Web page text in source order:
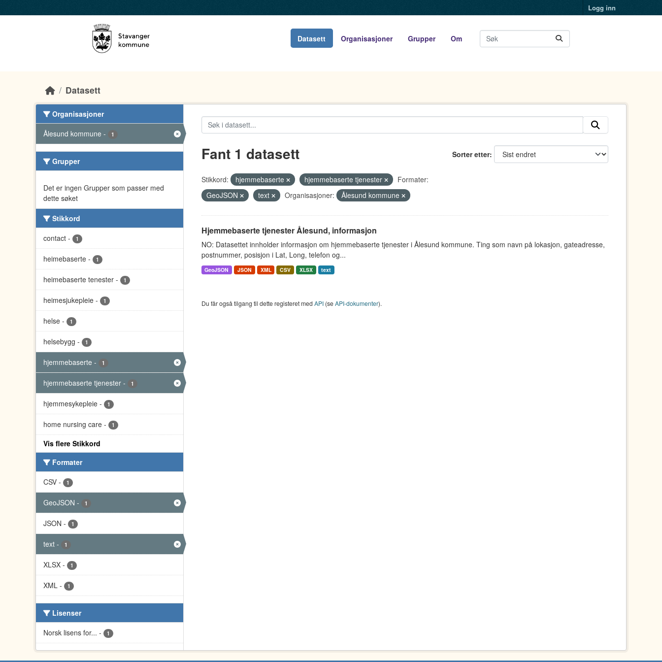
Logg inn
Datasett Organisasjoner Grupper Om
Datasett
Organisasjoner
Ålesund kommune - 1
Grupper
Det er ingen Grupper som passer med
dette søket
Stikkord
contact - 1
heimebaserte - 1
heimebaserte tenester - 1
heimesjukepleie - 1
helse - 1
helsebygg - 1
hjemmebaserte - 1
hjemmebaserte tjenester - 1
hjemmesykepleie - 1
home nursing care - 1
Vis flere Stikkord
Formater
CSV - 1
GeoJSON - 1
JSON - 1
text - 1
XLSX - 1
XML - 1
Lisenser
Norsk lisens for... - 1
Sorter etter
Fant 1 datasett
Stikkord: hjemmebaserte hjemmebaserte tjenester
Formater:
GeoJSON
text Organisasjoner: Ålesund kommune
Hjemmebaserte tjenester Ålesund, informasjon
NO: Datasettet innholder informasjon om hjemmebaserte tjenester i Ålesund kommune. Ting som navn på lokasjon, gateadresse,
postnummer, posisjon i Lat, Long, telefon og...
GeoJSON JSON XML CSV XLSX text
Du får også tilgang til dette registeret med API(seAPI-dokumenter).